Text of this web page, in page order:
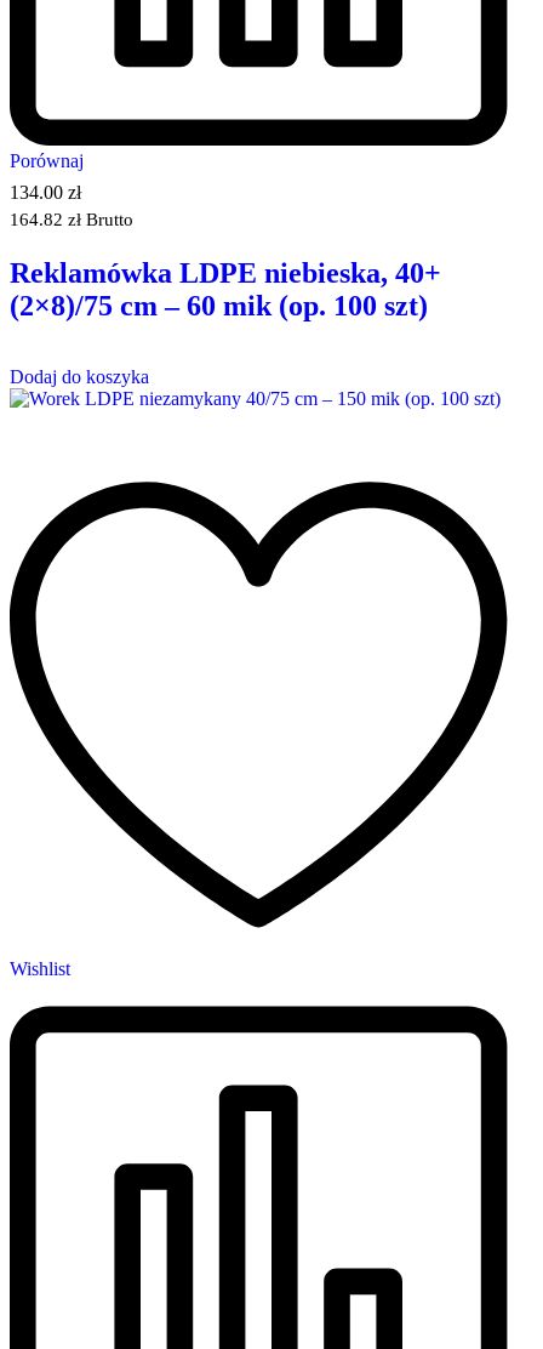
Porównaj
134.00 zł
164.82 zł Brutto
Reklamówka LDPE niebieska, 40+
(2×8)/75 cm – 60 mik (op. 100 szt)
Dodaj do koszyka
Wishlist